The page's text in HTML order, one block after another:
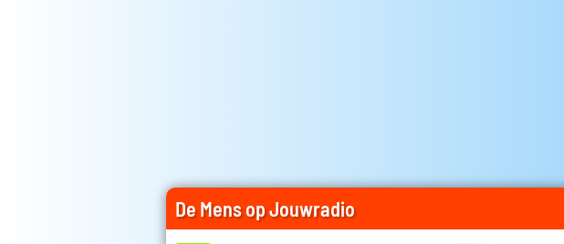
De Mens op Jouwradio